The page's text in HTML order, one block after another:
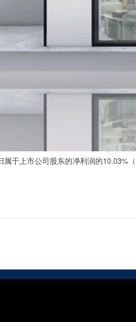
于上市公司股东的净利润的10.03%